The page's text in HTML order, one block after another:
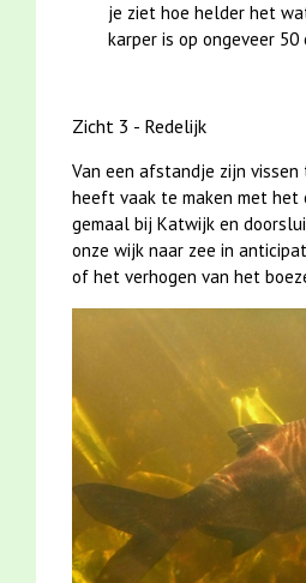
je ziet hoe helder het
karper is op ongeveer 50
Zicht 3 - Redelijk
Van een afstandje zijn vissen
heeft vaak te maken met het
gemaal bij Katwijk en
onze wijk naar zee in
of het verhogen van het